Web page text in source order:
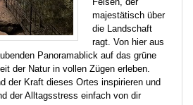
majestätisch über
die Landschaft
ragt. Von hier aus
Panoramablick auf das grüne
der Natur in vollen Zügen erleben.
der Kraft dieses Ortes inspirieren und
der Alltagsstress einfach von dir